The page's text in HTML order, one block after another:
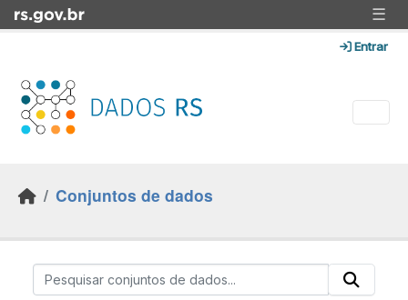
Skip to main content ☰
Entrar
Conjuntos de dados